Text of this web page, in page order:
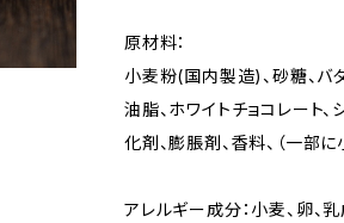
原材料：
小麦粉(国内製造)、砂糖、バ
油脂、ホワイトチョコレート
化剤、膨脹剤、香料、（一部
アレルギー成分：小麦、卵、